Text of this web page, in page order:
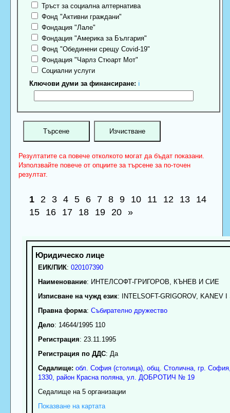
Тръст за социална алтернатива
Фонд "Активни граждани"
Фондация "Лале"
Фондация "Америка за България"
Фонд "Обединени срещу Covid-19"
Фондация "Чарлз Стюарт Мот"
Социални услуги
Ключови думи за финансиране: ℹ
Резултатите са повече отколкото могат да бъдат показани.
Използвайте повече от опциите за търсене за по-точен
резултат.
1 2 3 4 5 6 7 8 9 10 11 12 13
14
15
16 17 18 19 20 »
ЕИК/ПИК: 020107390
Наименование: ИНТЕЛСОФТ-ГРИГОРОВ, КЪНЕВ И СИЕ
Изписване на чужд език: INTELSOFT-GRIGOROV, KANEV I
Правна форма: Събирателно дружество
Дело: 14644/1995 110
Регистрация: 23.11.1995
Регистрация по ДДС: Да
Седалище: обл. София (столица), общ. Столична, гр. София
1330, район Красна поляна, ул. ДОБРОТИЧ № 19
Седалище на 5 организации
Показване на картата